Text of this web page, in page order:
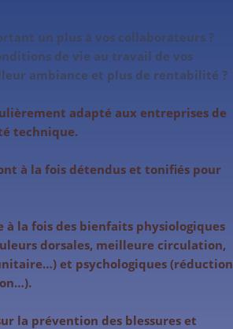
un plus à vos collaborateurs ?
de vie au travail de vos
ambiance et plus de rentabilité ?
adapté aux entreprises de
technique.
à la fois détendus et tonifiés pour
à la fois des bienfaits physiologiques
dorsales, meilleure circulation,
et psychologiques (réduction
la prévention des blessures et